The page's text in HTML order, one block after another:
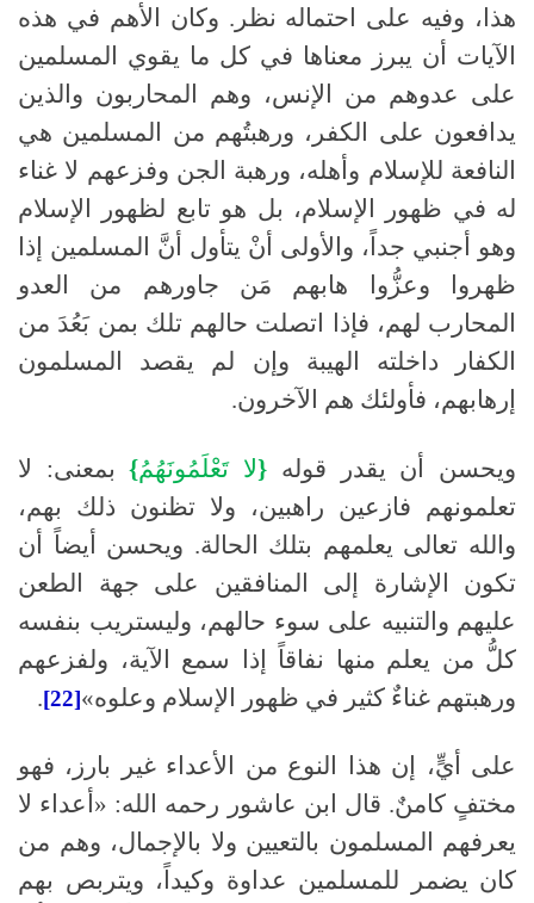
هذا، وفيه على احتماله نظر . وكان الأهم في هذه
الآيات أن يبرز معناها في كل ما يقوي المسلمين
على عدوهم من الإنس، وهم المحاربون والذين
يدافعون على الكفر، ورهبتُهم من المسلمين هي
النافعة للإسلام وأهله، ورهبة الجن وفزعهم لا غناء
له في ظهور الإسلام، بل هو تابع لظهور الإسلام
وهو أجنبي جداً، والأولى أنْ يتأول أنَّ المسلمين إذا
ظهروا وعزُّوا هابهم مَن جاورهم من العدو
المحارب لهم، فإذا اتصلت حالهم تلك بمن بَعُدَ من
الكفار داخلته الهيبة وإن لم يقصد المسلمون
إرهابهم، فأولئك هم الآخرون.
ويحسن أن يقدر قوله {لا تَعْلَمُونَهُمُ} بمعنى: لا
تعلمونهم فازعين راهبين، ولا تظنون ذلك بهم،
والله تعالى يعلمهم بتلك الحالة. ويحسن أيضاً أن
تكون الإشارة إلى المنافقين على جهة الطعن
عليهم والتنبيه على سوء حالهم، وليستريب بنفسه
كلُّ من يعلم منها نفاقاً إذا سمع الآية، ولفزعهم
ورهبتهم غناءٌ كثير في ظهور الإسلام وعلوه»[22]
.
على أيٍّ، إن هذا النوع من الأعداء غير بارز، فهو
مختفٍ كامنٌ. قال ابن عاشور رحمه الله: «أعداء لا
يعرفهم المسلمون بالتعيين ولا بالإجمال، وهم من
كان يضمر للمسلمين عداوة وكيداً، ويتربص بهم